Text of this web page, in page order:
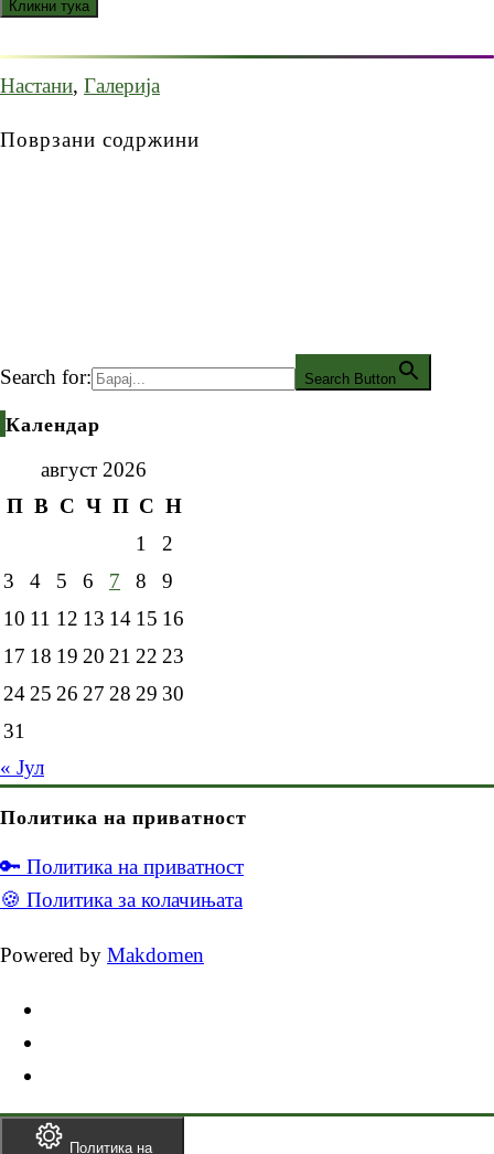
Настани, Галерија
Поврзани содржини
Search for: Search Button
Календар
август 2026
П В С Ч П С Н
1
2
3
4 5 6 7 8
9
10 11 12 13 14 15 16
17 18 19 20 21 22 23
24 25 26 27 28 29 30
31
« Јул
Политика на приватност
🔑 Политика на приватност
🍪 Политика за колачињата
Powered by Makdomen
Политика на